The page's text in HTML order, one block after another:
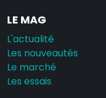
LE MAG
L'actualité
Les nouveautés
Le marché
Les essais